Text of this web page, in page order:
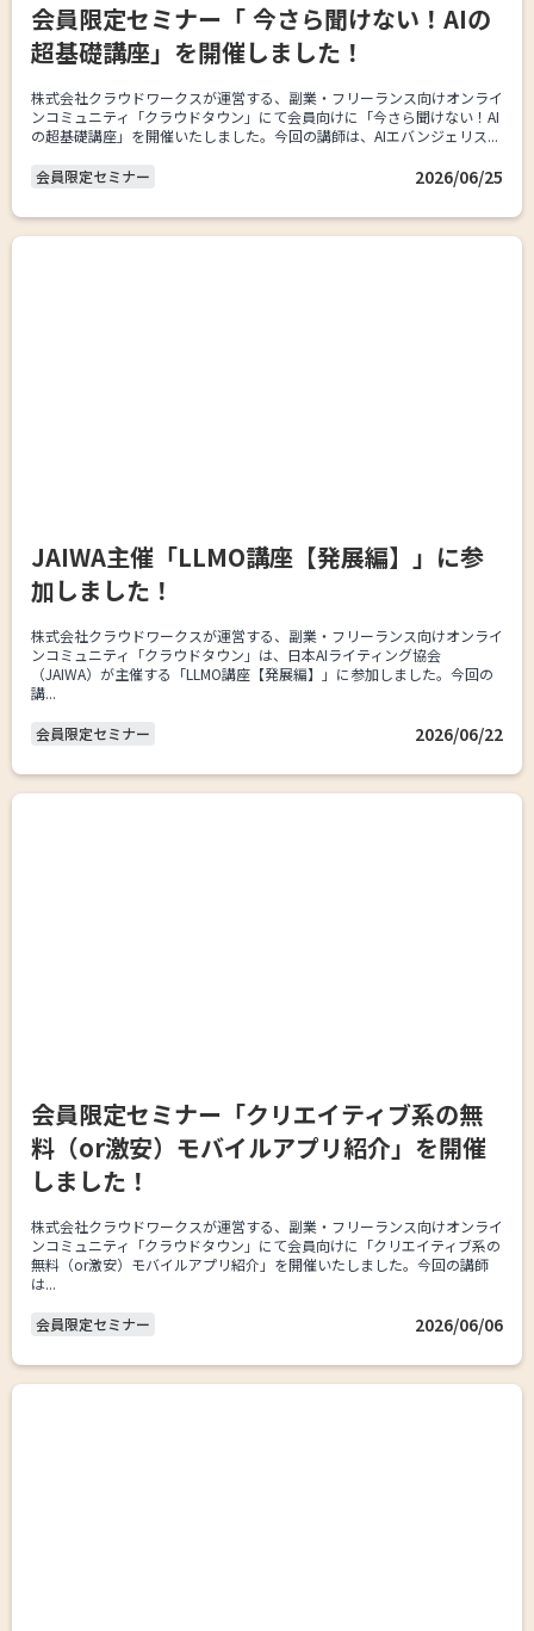
会員限定セミナー「 今さら聞けない！AIの
超基礎講座」を開催しました！
株式会社クラウドワークスが運営する、副業・フリーランス向けオンライ
ンコミュニティ「クラウドタウン」にて会員向けに「今さら聞けない！AI
の超基礎講座」を開催いたしました。今回の講師は、AIエバンジェリス...
会員限定セミナー
2026/06/25
JAIWA主催「LLMO講座【発展編】」に参
加しました！
株式会社クラウドワークスが運営する、副業・フリーランス向けオンライ
ンコミュニティ「クラウドタウン」は、日本AIライティング協会
（JAIWA）が主催する「LLMO講座【発展編】」に参加しました。今回の
講...
会員限定セミナー
2026/06/22
会員限定セミナー「クリエイティブ系の無
料（or激安）モバイルアプリ紹介」を開催
しました！
株式会社クラウドワークスが運営する、副業・フリーランス向けオンライ
ンコミュニティ「クラウドタウン」にて会員向けに「クリエイティブ系の
無料（or激安）モバイルアプリ紹介」を開催いたしました。今回の講師
は...
会員限定セミナー
2026/06/06